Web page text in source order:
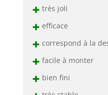
+ très joli
+ efficace
+ correspond à la
+ facile à monter
+ bien fini